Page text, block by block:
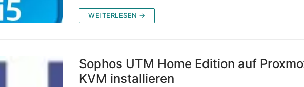
WEITERLESEN →
Sophos UTM Home Edition auf
KVM installieren